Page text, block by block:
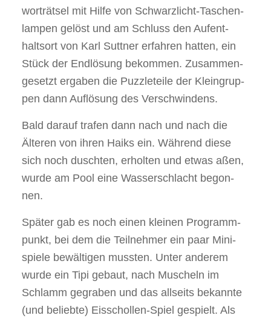
wort­rät­sel mit Hil­fe von Schwarz­licht-Taschen­
lam­pen gelöst und am Schluss den Auf­ent­
halts­ort von Karl Sutt­ner erfah­ren hat­ten, ein
Stück der End­lö­sung bekom­men. Zusam­men­
ge­setzt erga­ben die Puz­zle­tei­le der Klein­grup­
pen dann Auf­lö­sung des Ver­schwin­dens.
Bald dar­auf tra­fen dann nach und nach die
Älte­ren von ihren Haiks ein. Wäh­rend die­se
sich noch dusch­ten, erhol­ten und etwas aßen,
wur­de am Pool eine Was­ser­schlacht begon­
nen.
Spä­ter gab es noch einen klei­nen Pro­gramm­
punkt, bei dem die Teil­neh­mer ein paar Mini­
spie­le bewäl­ti­gen muss­ten. Unter ande­rem
wur­de ein Tipi gebaut, nach Muscheln im
Schlamm gegra­ben und das all­seits bekann­te
(und belieb­te) Eis­schol­len-Spiel gespielt. Als